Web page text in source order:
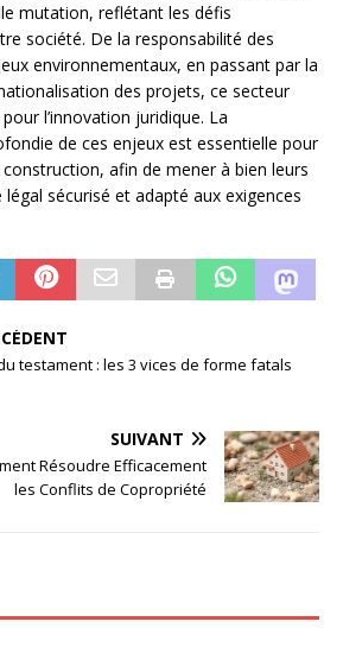
mutation, reflétant les défis
société. De la responsabilité des
environnementaux, en passant par la
des projets, ce secteur
l’innovation juridique. La
de ces enjeux est essentielle pour
afin de mener à bien leurs
sécurisé et adapté aux exigences
testament : les 3 vices de forme fatals
SUIVANT
Résoudre Efficacement
les Conflits de Copropriété